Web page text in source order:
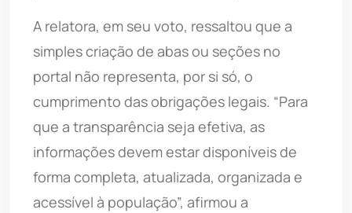
A relatora, em seu voto, ressaltou que a
simples criação de abas ou seções no
portal não representa, por si só, o
cumprimento das obrigações legais. “Para
que a transparência seja efetiva, as
informações devem estar disponíveis de
forma completa, atualizada, organizada e
acessível à população”, afirmou a